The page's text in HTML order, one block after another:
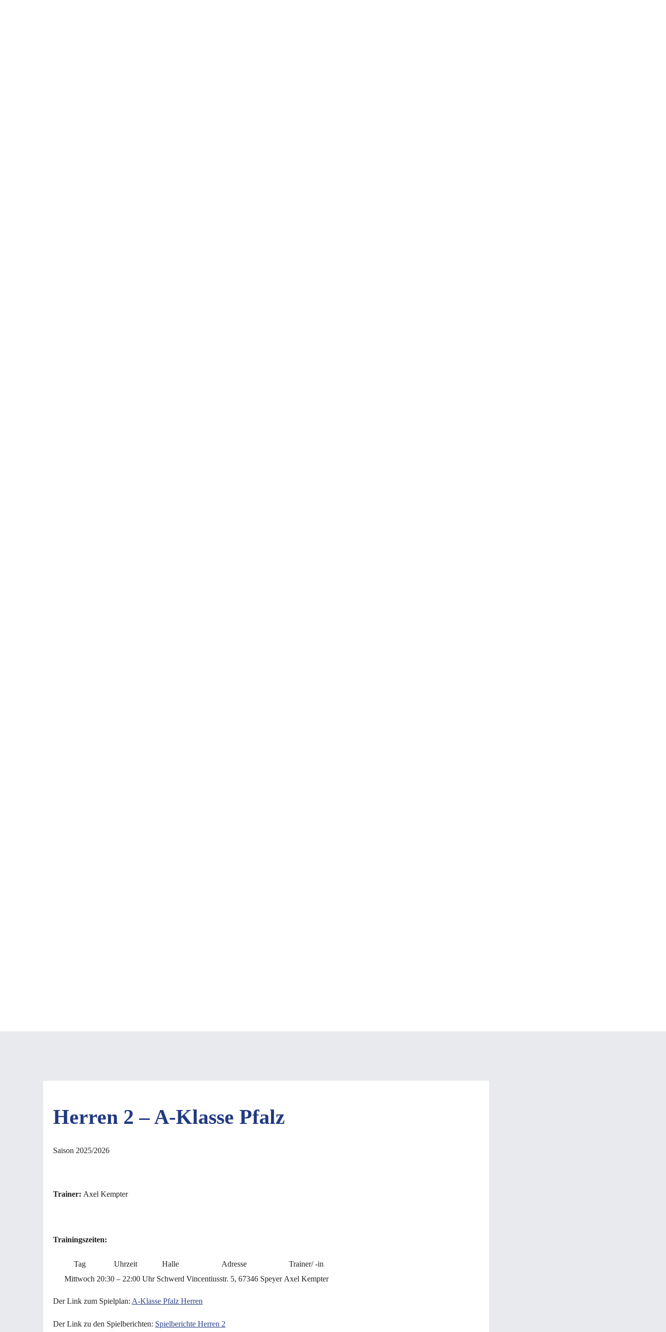
Herren 2 – A-Klasse Pfalz
Saison 2025/2026
Trainer: Axel Kempter
Trainingszeiten:
Tag Uhrzeit Halle Adresse
Trainer/ -in
Mittwoch 20:30 – 22:00 Uhr Schwerd Vincentiusstr. 5, 67346 Speyer Axel Kempter
Der Link zum Spielplan: A-Klasse Pfalz Herren
Der Link zu den Spielberichten: Spielberichte Herren 2